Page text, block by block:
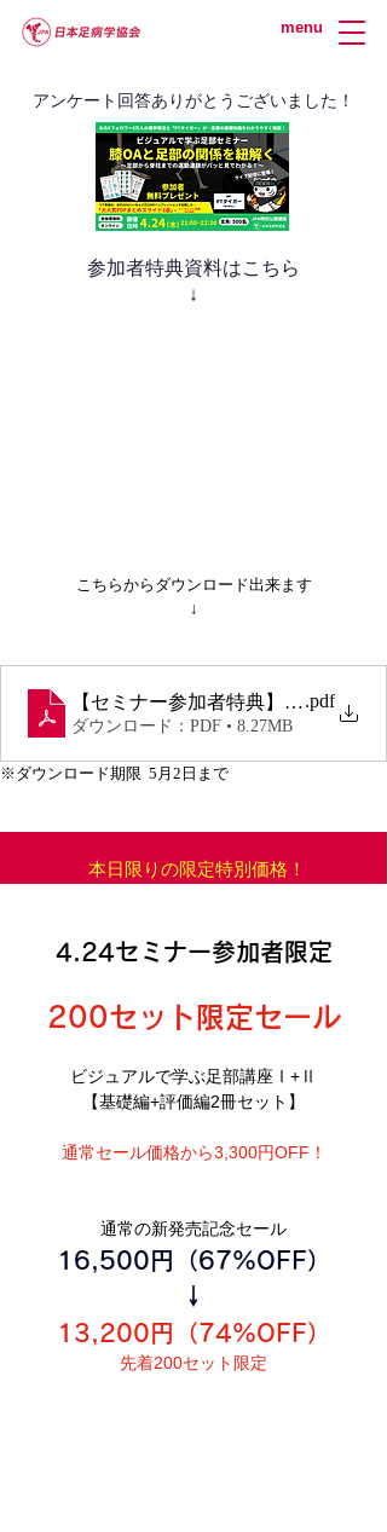
menu
​アンケート回答ありがとうございました！
参加者特典資料はこちら
↓
こちらからダウンロード出来ます
↓
【セミナー参加者特典】PTタイガ
.pdf
ダウンロード：PDF • 8.27MB
※ダウンロード期限  5月2日まで
本日限りの限定特別価格！
4.24セミナー参加者限定
200セット限定セール
ビジュアルで学ぶ足部講座Ⅰ+Ⅱ
【基礎編+評価編2冊セット】
通常セール価格から3,300円OFF！
通常の新発売記念セール
16,500円（67%OFF）
↓
13,200円（74%OFF）
先着200セット限定